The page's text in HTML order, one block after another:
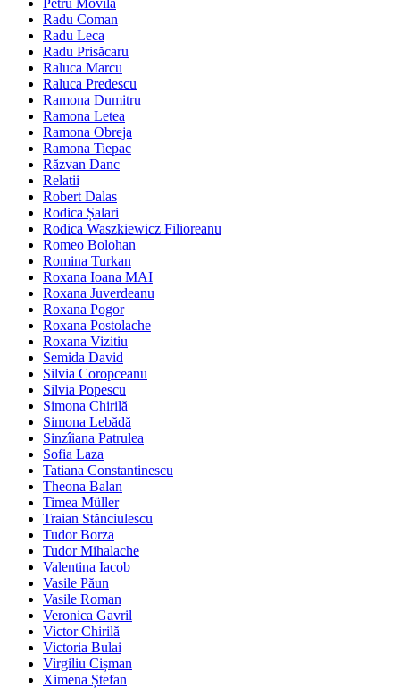
Radu Coman
Radu Leca
Radu Prisăcaru
Raluca Marcu
Raluca Predescu
Ramona Dumitru
Ramona Letea
Ramona Obreja
Ramona Tiepac
Răzvan Danc
Relatii
Robert Dalas
Rodica Șalari
Rodica Waszkiewicz Filioreanu
Romeo Bolohan
Romina Turkan
Roxana Ioana MAI
Roxana Juverdeanu
Roxana Pogor
Roxana Postolache
Roxana Vizitiu
Semida David
Silvia Coropceanu
Silvia Popescu
Simona Chirilă
Simona Lebădă
Sinzîiana Patrulea
Sofia Laza
Tatiana Constantinescu
Theona Balan
Timea Müller
Traian Stănciulescu
Tudor Borza
Tudor Mihalache
Valentina Iacob
Vasile Păun
Vasile Roman
Veronica Gavril
Victor Chirilă
Victoria Bulai
Virgiliu Cișman
Ximena Ștefan